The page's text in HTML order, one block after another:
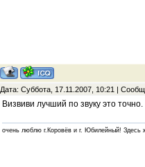
Дата: Суббота, 17.11.2007, 10:21 |
Визвиви лучший по звуку это
очень люблю г.Коровёв и г. Юбилейный! Здесь